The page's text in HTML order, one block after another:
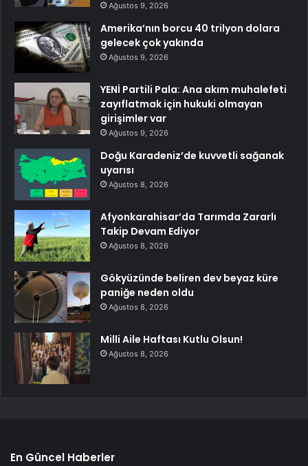
Ağustos 9, 2026
Amerika’nın borcu 40 trilyon dolara
gelecek çok yakında
Ağustos 9, 2026
YENİ Partili Pala: Ana akım muhalefeti
zayıflatmak için hukuki olmayan
girişimler var
Ağustos 9, 2026
Doğu Karadeniz’de kuvvetli sağanak
uyarısı
Ağustos 8, 2026
Afyonkarahisar’da Tarımda Zararlı
Takip Devam Ediyor
Ağustos 8, 2026
Gökyüzünde beliren dev beyaz küre
paniğe neden oldu
Ağustos 8, 2026
Milli Aile Haftası Kutlu Olsun!
Ağustos 8, 2026
En Güncel Haberler